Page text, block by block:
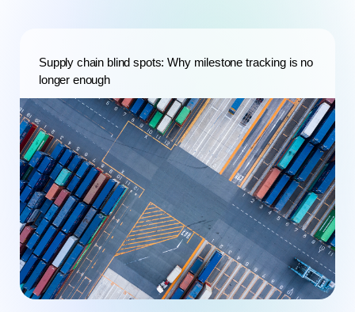
Supply chain blind spots: Why milestone tracking is no
longer enough